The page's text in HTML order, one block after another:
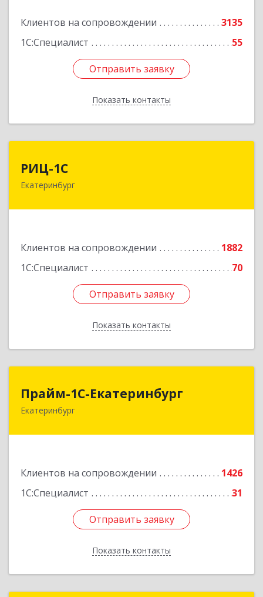
Клиентов на сопровождении
3135
1С:Специалист
55
Отправить заявку
Показать контакты
Отправить заявку
Назад
РИЦ-1С
Екатеринбург
Клиентов на сопровождении
1882
1С:Специалист
70
Отправить заявку
Показать контакты
620102, Свердловская обл, Екатеринбург г,
Отправить заявку
Назад
Прайм-1С-Екатеринбург
Екатеринбург
Клиентов на сопровождении
1426
1С:Специалист
31
Отправить заявку
Показать контакты
Прайм-1С-Екатеринбург
620142, Свердловская обл, Екатеринбург г, 8
Отправить заявку
Назад